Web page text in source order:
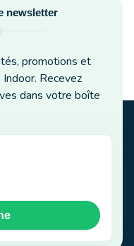
newsletter
promotions et
Recevez
dans votre boîte